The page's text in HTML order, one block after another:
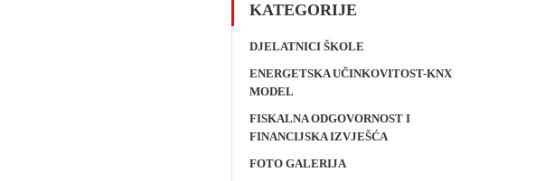
KATEGORIJE
DJELATNICI ŠKOLE
ENERGETSKA UČINKOVITOST-KNX
MODEL
FISKALNA ODGOVORNOST I
FINANCIJSKA IZVJEŠĆA
FOTO GALERIJA